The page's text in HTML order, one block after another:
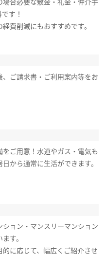
す！
費削減にもおすすめです。
、ご請求書・ご利用案内等をお
をご用意！水道やガス・電気も
から通常に生活ができます。
ション・マンスリーマンション
す。
的に応じて、幅広くご紹介させ